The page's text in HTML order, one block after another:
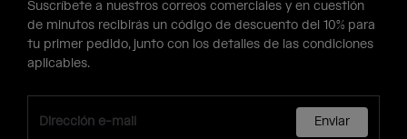
Suscríbete a nuestros correos comerciales y en cuestión
de minutos recibirás un código de descuento del 10% para
tu primer pedido, junto con los detalles de las condiciones
aplicables.
Enviar